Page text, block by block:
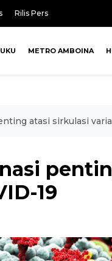
Rilis Pers
METRO AMBOINA
atasi sirkulasi
19